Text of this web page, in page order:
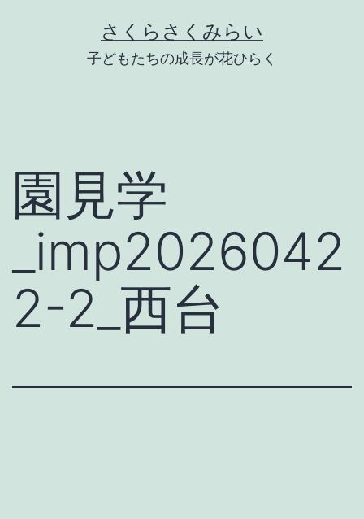
さくらさくみらい
子どもたちの成長が花ひらく
園見学
_imp2026042
2-2_西台